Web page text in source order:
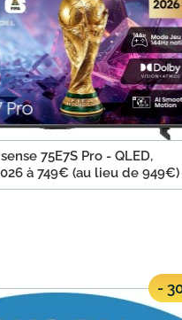
75E7S Pro - QLED,
à 749€ (au lieu de 949€)
-